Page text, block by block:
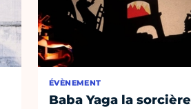
ÉVÈNEMENT
Baba Yaga la sorcière